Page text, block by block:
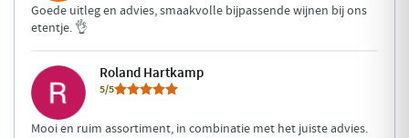
Goede uitleg en advies, smaakvolle bijpassende wijnen bij ons
etentje. 👌
Roland Hartkamp
5/5
Mooi en ruim assortiment, in combinatie met het juiste advies.